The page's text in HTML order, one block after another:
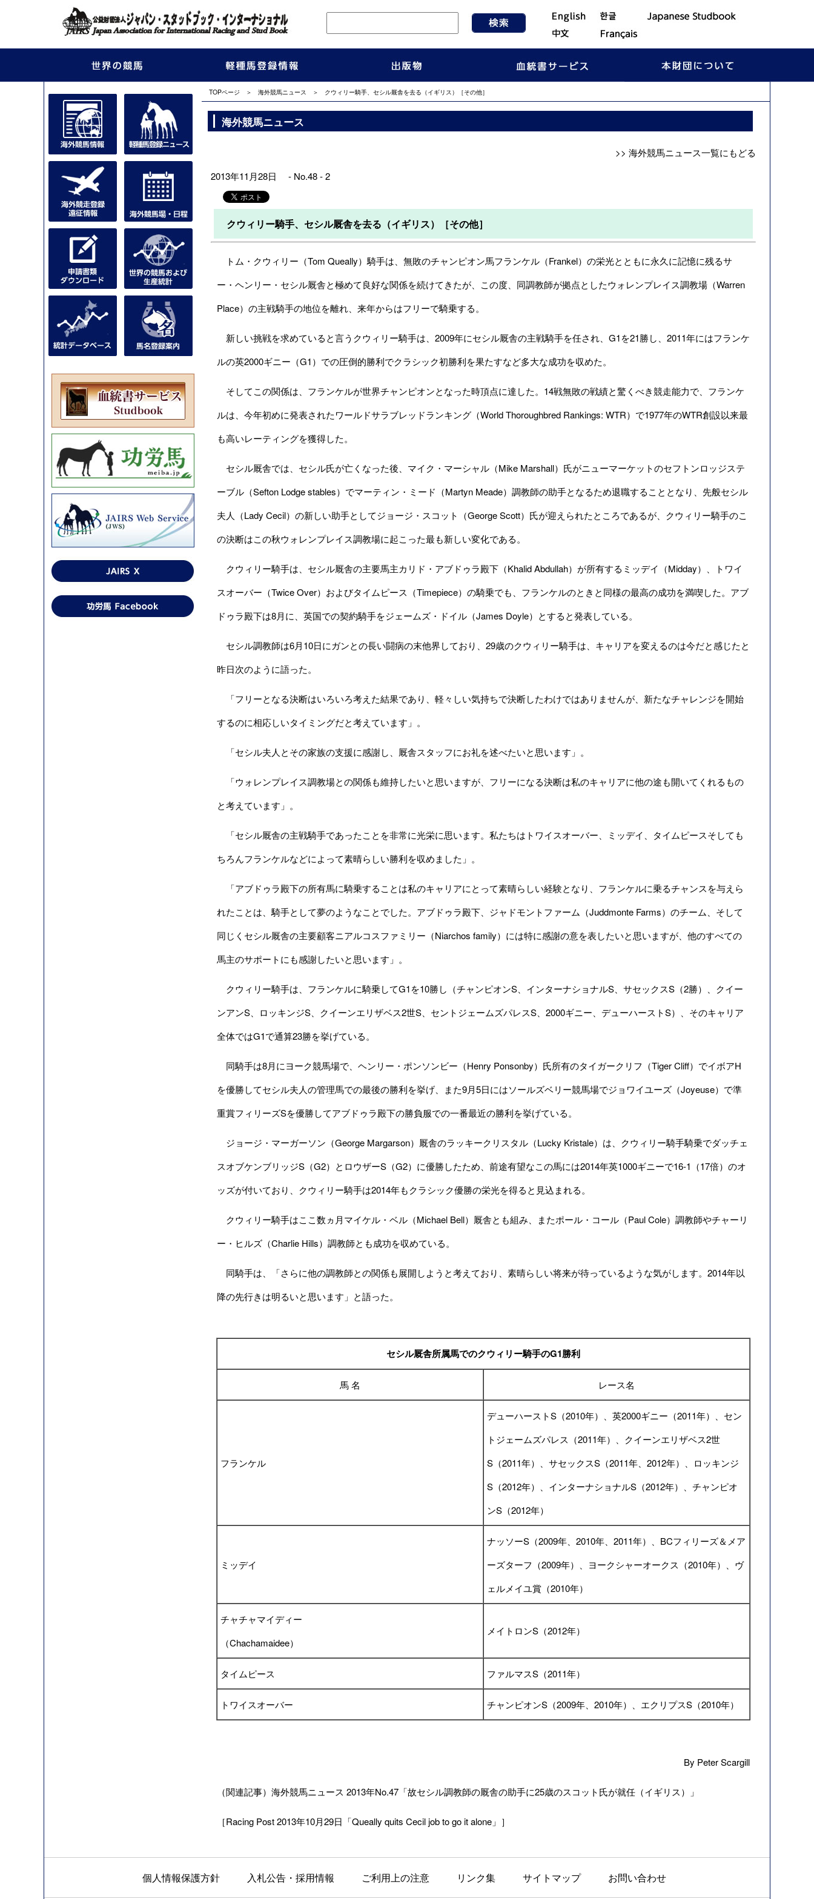
TOPページ ＞ 海外競馬ニュース ＞ クウィリー騎手、セシル厩舎を去る（イギリス）［その他］
海外競馬ニュース
>> 海外競馬ニュース一覧にもどる
2013年11月28日 - No.48 - 2
クウィリー騎手、セシル厩舎を去る（イギリス）［その他］
トム・クウィリー（Tom Queally）騎手は、無敗のチャンピオン馬フランケル（Frankel） の栄光とともに永久に記憶に残るサ
ー・ヘンリー・セシル厩舎と極めて良好な関係を続けてきたが、この度、同調教師が拠点としたウォレンプレイス調教場（Warren
Place）の主戦騎手の地位を離れ、来年からはフリーで騎乗する。
新しい挑戦を求めていると言うクウィリー騎手は、2009年にセシル厩舎の主戦騎手を任され、G1を21勝し、2011年にはフランケ
ルの英2000ギニー（G1）での圧倒的勝利でクラシック初勝利を果たすなど多大な成功を収めた。
そしてこの関係は、フランケルが世界チャンピオンとなった時頂点に達した。14戦無敗の戦績と驚くべき競走能力で、フランケ
ルは、今年初めに発表されたワールドサラブレッドランキング（World Thoroughbred Rankings: WTR） で1977年のWTR創設以来最
も高いレーティングを獲得した。
セシル厩舎では、セシル氏が亡くなった後、マイク・マーシャル（Mike Marshall）氏がニューマーケットのセフトンロッジステ
ーブル（Sefton Lodge stables）でマーティン・ミード（Martyn Meade）調教師の助手となるため退職することとなり、先般セシル
夫人（Lady Cecil）の新しい助手としてジョージ・スコット（George Scott）氏が迎えられたところであるが、クウィリー騎手のこ
の決断はこの秋ウォレンプレイス調教場に起こった最も新しい変化である。
クウィリー騎手は、セシル厩舎の主要馬主カリド・アブドゥラ殿下（Khalid Abdullah）が所有するミッデイ（Midday）、トワイ
スオーバー（Twice Over）およびタイムピース（Timepiece）の騎乗でも、フランケルのときと同様の最高の成功を満喫した。アブ
ドゥラ殿下は8月に、英国での契約騎手をジェームズ・ドイル（James Doyle）とすると発表している。
セシル調教師は6月10日にガンとの長い闘病の末他界しており、29歳のクウィリー騎手は、キャリアを変えるのは今だと感じたと
昨日次のように語った。
「フリーとなる決断はいろいろ考えた結果であり、軽々しい気持ちで決断したわけではありませんが、新たなチャレンジを開始
するのに相応しいタイミングだと考えています」。
「セシル夫人とその家族の支援に感謝し、厩舎スタッフにお礼を述べたいと思います」。
「ウォレンプレイス調教場との関係も維持したいと思いますが、フリーになる決断は私のキャリアに他の途も開いてくれるもの
と考えています」。
「セシル厩舎の主戦騎手であったことを非常に光栄に思います。私たちはトワイスオーバー、ミッデイ、タイムピースそしても
ちろんフランケルなどによって素晴らしい勝利を収めました」。
「アブドゥラ殿下の所有馬に騎乗することは私のキャリアにとって素晴らしい経験となり、フランケルに乗るチャンスを与えら
れたことは、騎手として夢のようなことでした。アブドゥラ殿下、ジャドモントファーム（Juddmonte Farms）のチーム、そして
同じくセシル厩舎の主要顧客ニアルコスファミリー（Niarchos family）には特に感謝の意を表したいと思いますが、他のすべての
馬主のサポートにも感謝したいと思います」。
クウィリー騎手は、フランケルに騎乗してG1を10勝し（チャンピオンS、インターナショナルS、サセックスS（2勝）、クイー
ンアンS、ロッキンジS、クイーンエリザベス2世S、セントジェームズパレスS、2000ギニー、デューハーストS）、そのキャリア
全体ではG1で通算23勝を挙げている。
同騎手は8月にヨーク競馬場で、ヘンリー・ポンソンビー（Henry Ponsonby）氏所有のタイガークリフ（Tiger Cliff）でイボアH
を優勝してセシル夫人の管理馬での最後の勝利を挙げ、また9月5日にはソールズベリー競馬場でジョワイユーズ（Joyeuse）で準
重賞フィリーズSを優勝してアブドゥラ殿下の勝負服での一番最近の勝利を挙げている。
ジョージ・マーガーソン（George Margarson）厩舎のラッキークリスタル（Lucky Kristale）は、クウィリー騎手騎乗でダッチェ
スオブケンブリッジS（G2）とロウザーS（G2）に優勝したため、前途有望なこの馬には2014年英1000ギニーで16-1（17倍）のオ
ッズが付いており、クウィリー騎手は2014年もクラシック優勝の栄光を得ると見込まれる。
クウィリー騎手はここ数ヵ月マイケル・ベル（Michael Bell）厩舎とも組み、またポール・コール（Paul Cole）調教師やチャーリ
ー・ヒルズ（Charlie Hills）調教師とも成功を収めている。
同騎手は、「さらに他の調教師との関係も展開しようと考えており、素晴らしい将来が待っているような気がします。2014年以
降の先行きは明るいと思います」と語った。
セシル厩舎所属馬でのクウィリー騎手のG1勝利
馬 名 レース名
フランケル
デューハーストS（2010年）、英2000ギニー（2011年）、セン
トジェームズパレス（2011年）、クイーンエリザベス2世
S（2011年）、サセックスS（2011年、2012年）、ロッキンジ
S（2012年）、インターナショナルS（2012年）、チャンピオ
ンS（2012年）
ミッデイ
ナッソーS（2009年、2010年、2011年）、BCフィリーズ＆メア
ーズターフ（2009年）、ヨークシャーオークス（2010年）、ヴ
ェルメイユ賞（2010年）
チャチャマイディー
（Chachamaidee）
メイトロンS（2012年）
タイムピース ファルマスS（2011年）
トワイスオーバー チャンピオンS（2009年、2010年）、エクリプスS（2010年）
By Peter Scargill
（関連記事）海外競馬ニュース 2013年No.47「故セシル調教師の厩舎の助手に25歳のスコット氏が就任（イギリス） 」
［Racing Post 2013年10月29日「Queally quits Cecil job to go it alone」］
個人情報保護方針 入札公告・採用情報 ご利用上の注意 リンク集 サイトマップ お問い合わせ